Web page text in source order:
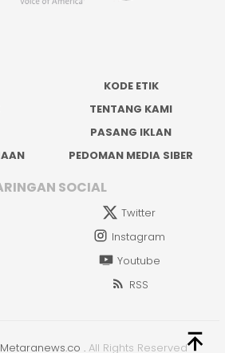
KODE ETIK
TENTANG KAMI
PASANG IKLAN
PEDOMAN MEDIA SIBER
SOCIAL
Twitter
Instagram
Youtube
RSS
Metaranews.co . All Rights Reserved